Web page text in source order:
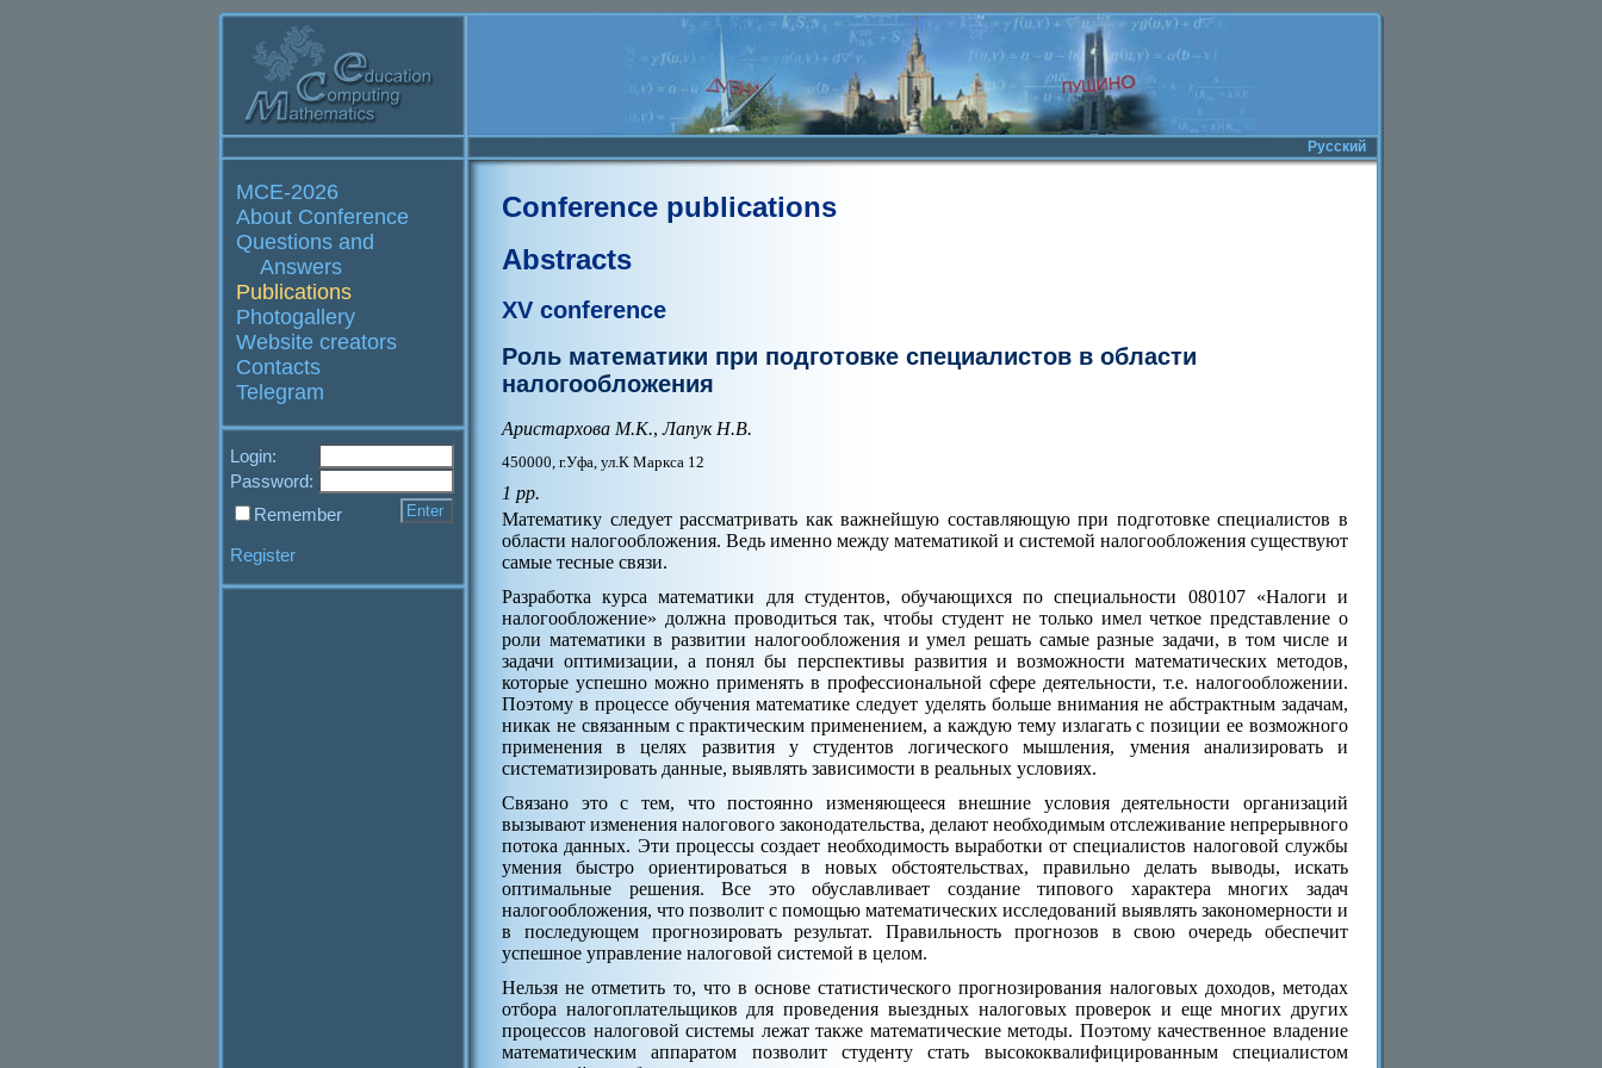
Русский
MCE-2026
About Conference
Questions and
Answers
Publications
Photogallery
Website creators
Contacts
Telegram
Login:
Password:
Remember
Register
Conference publications
Abstracts
XV conference
Роль математики при подготовке специалистов в области
налогообложения
Аристархова М.К., Лапук Н.В.
450000, г.Уфа, ул.К Маркса 12
1 pp.
Математику следует рассматривать как важнейшую составляющую при подготовке специалистов в
области налогообложения. Ведь именно между математикой и системой налогообложения существуют
самые тесные связи.
Разработка курса математики для студентов, обучающихся по специальности 080107 «Налоги и
налогообложение» должна проводиться так, чтобы студент не только имел четкое представление о
роли математики в развитии налогообложения и умел решать самые разные задачи, в том числе и
задачи оптимизации, а понял бы перспективы развития и возможности математических методов,
которые успешно можно применять в профессиональной сфере деятельности, т.е. налогообложении.
Поэтому в процессе обучения математике следует уделять больше внимания не абстрактным задачам,
никак не связанным с практическим применением, а каждую тему излагать с позиции ее возможного
применения в целях развития у студентов логического мышления, умения анализировать и
систематизировать данные, выявлять зависимости в реальных условиях.
Связано это с тем, что постоянно изменяющееся внешние условия деятельности организаций
вызывают изменения налогового законодательства, делают необходимым отслеживание непрерывного
потока данных. Эти процессы создает необходимость выработки от специалистов налоговой службы
умения быстро ориентироваться в новых обстоятельствах, правильно делать выводы, искать
оптимальные решения. Все это обуславливает создание типового характера многих задач
налогообложения, что позволит с помощью математических исследований выявлять закономерности и
в последующем прогнозировать результат. Правильность прогнозов в свою очередь обеспечит
успешное управление налоговой системой в целом.
Нельзя не отметить то, что в основе статистического прогнозирования налоговых доходов, методах
отбора налогоплательщиков для проведения выездных налоговых проверок и еще многих других
процессов налоговой системы лежат также математические методы. Поэтому качественное владение
математическим аппаратом позволит студенту стать высококвалифицированным специалистом